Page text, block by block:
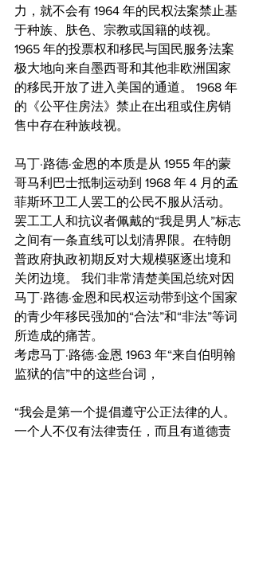
力，就不会有 1964 年的民权法案禁止基
于种族、肤色、宗教或国籍的歧视。
1965 年的投票权和移民与国民服务法案
极大地向来自墨西哥和其他非欧洲国家
的移民开放了进入美国的通道。 1968 年
的《公平住房法》禁止在出租或住房销
售中存在种族歧视。
马丁·路德·金恩的本质是从 1955 年的蒙
哥马利巴士抵制运动到 1968 年 4 月的孟
菲斯环卫工人罢工的公民不服从活动。
罢工工人和抗议者佩戴的“我是男人”标志
之间有一条直线可以划清界限。在特朗
普政府执政初期反对大规模驱逐出境和
关闭边境。 我们非常清楚美国总统对因
马丁·路德·金恩和民权运动带到这个国家
的青少年移民强加的“合法”和“非法”等词
所造成的痛苦。
考虑马丁·路德·金恩 1963 年“来自伯明翰
监狱的信”中的这些台词，
“我会是第一个提倡遵守公正法律的人。
一个人不仅有法律责任，而且有道德责